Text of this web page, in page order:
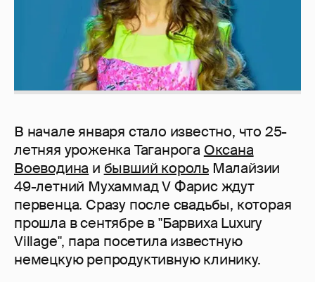
В начале января стало известно, что 25-
летняя уроженка Таганрога Оксана
Воеводина и бывший король Малайзии
49-летний Мухаммад V Фарис ждут
первенца. Сразу после свадьбы, которая
прошла в сентябре в "Барвиха Luxury
Village", пара посетила известную
немецкую репродуктивную клинику.